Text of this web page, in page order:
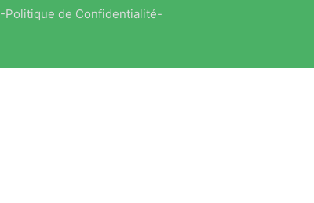
-Politique de Confidentialité-